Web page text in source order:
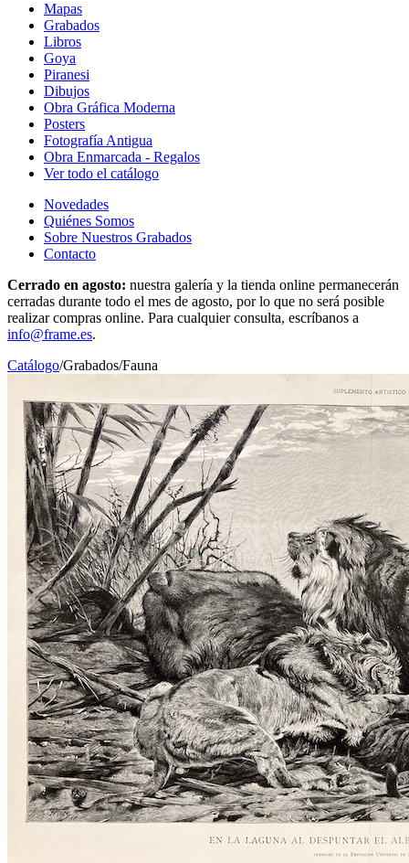
Mapas
Grabados
Libros
Goya
Piranesi
Dibujos
Obra Gráfica Moderna
Posters
Fotografía Antigua
Obra Enmarcada - Regalos
Ver todo el catálogo
Novedades
Quiénes Somos
Sobre Nuestros Grabados
Contacto
Cerrado en agosto: nuestra galería y la tienda online permanecerán
cerradas durante todo el mes de agosto, por lo que no será posible
realizar compras online. Para cualquier consulta, escríbanos a
info@frame.es.
Catálogo/Grabados/Fauna